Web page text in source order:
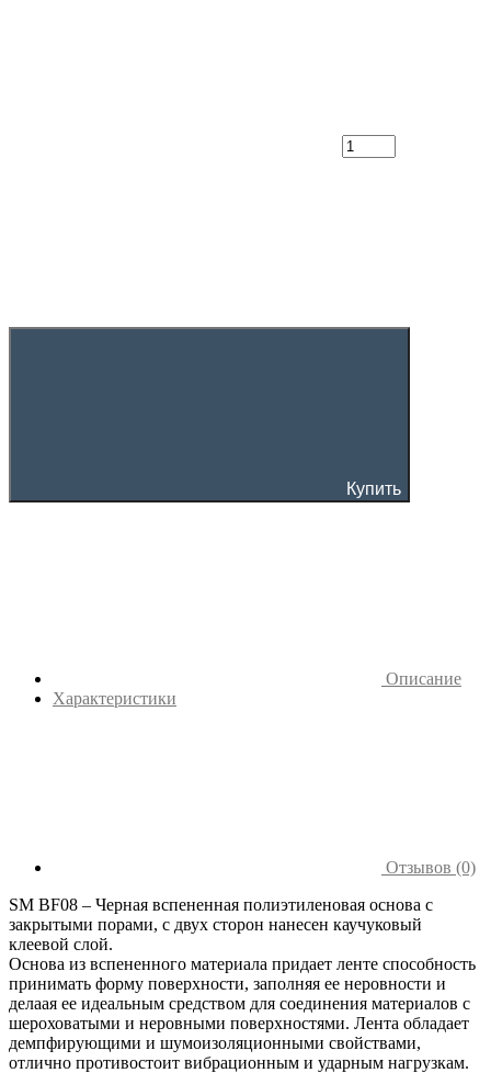
Купить
Описание
Характеристики
Отзывов (0)
SM BF08 – Черная вспененная полиэтиленовая основа с
закрытыми порами, с двух сторон нанесен каучуковый
клеевой слой.
Основа из вспененного материала придает ленте способность
принимать форму поверхности, заполняя ее неровности и
делаая ее идеальным средством для соединения материалов с
шероховатыми и неровными поверхностями. Лента обладает
демпфирующими и шумоизоляционными свойствами,
отлично противостоит вибрационным и ударным нагрузкам.